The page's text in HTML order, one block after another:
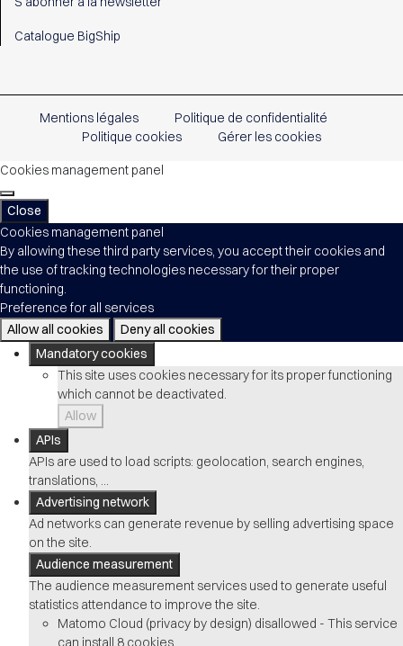
Catalogue BigShip
Mentions légales
Politique de confidentialité
Politique cookies
Gérer les cookies
Cookies management panel
Close
Cookies management panel
By allowing these third party services, you accept their cookies and
the use of tracking technologies necessary for their proper
functioning.
Preference for all services
Allow all cookies
Deny all cookies
Mandatory cookies
This site uses cookies necessary for its proper functioning
which cannot be deactivated.
Allow
APIs
APIs are used to load scripts: geolocation, search engines,
translations, ...
Advertising network
Ad networks can generate revenue by selling advertising space
on the site.
Audience measurement
The audience measurement services used to generate useful
statistics attendance to improve the site.
Matomo Cloud (privacy by design) disallowed - This service
can install 8 cookies.